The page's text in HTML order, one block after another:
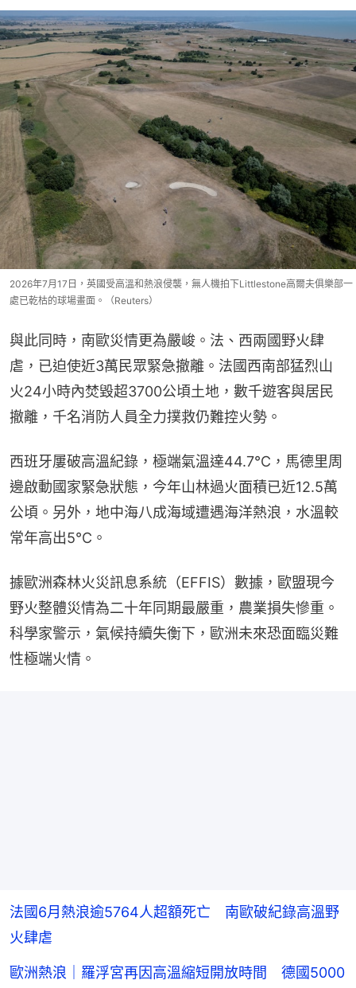
2026年7月17日，英國受高溫和熱浪侵襲，無人機拍下Littlestone高爾夫俱樂部一
處已乾枯的球場畫面。（Reuters）
與此同時，南歐災情更為嚴峻。法、西兩國野火肆
虐，已迫使近3萬民眾緊急撤離。法國西南部猛烈山
火24小時內焚毀超3700公頃土地，數千遊客與居民
撤離，千名消防人員全力撲救仍難控火勢。
西班牙屢破高溫紀錄，極端氣溫達44.7℃，馬德里周
邊啟動國家緊急狀態，今年山林過火面積已近12.5萬
公頃。另外，地中海八成海域遭遇海洋熱浪，水溫較
常年高出5℃。
據歐洲森林火災訊息系統（EFFIS）數據，歐盟現今
野火整體災情為二十年同期最嚴重，農業損失慘重。
科學家警示，氣候持續失衡下，歐洲未來恐面臨災難
性極端火情。
法國6月熱浪逾5764人超額死亡 南歐破紀錄高溫野
火肆虐
歐洲熱浪｜羅浮宮再因高溫縮短開放時間 德國5000